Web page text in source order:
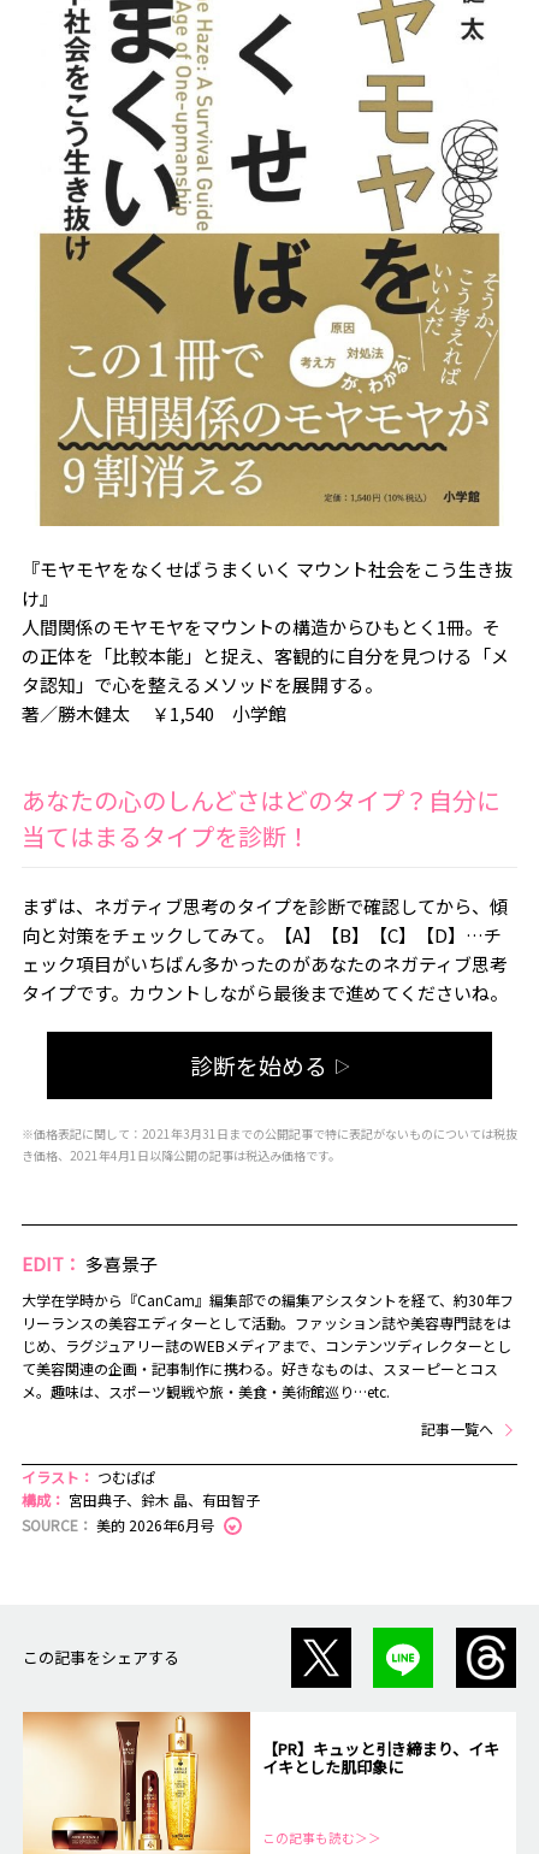
『モヤモヤをなくせばうまくいく マウント社会をこう生き抜
け』
人間関係のモヤモヤをマウントの構造からひもとく1冊。そ
の正体を「比較本能」と捉え、客観的に自分を見つける「メ
タ認知」で心を整えるメソッドを展開する。
著／勝木健太 ￥1,540 小学館
あなたの心のしんどさはどのタイプ？自分に
当てはまるタイプを診断！
まずは、ネガティブ思考のタイプを診断で確認してから、傾
向と対策をチェックしてみて。【A】【B】【C】【D】…チ
ェック項目がいちばん多かったのがあなたのネガティブ思考
タイプです。カウントしながら最後まで進めてくださいね。
診断を始める ▷
※価格表記に関して：2021年3月31日までの公開記事で特に表記がないものについては税抜
き価格、2021年4月1日以降公開の記事は税込み価格です。
EDIT： 多喜景子
大学在学時から『CanCam』編集部での編集アシスタントを経て、約30年フ
リーランスの美容エディターとして活動。ファッション誌や美容専門誌をは
じめ、ラグジュアリー誌のWEBメディアまで、コンテンツディレクターとし
て美容関連の企画・記事制作に携わる。好きなものは、スヌーピーとコス
メ。趣味は、スポーツ観戦や旅・美食・美術館巡り…etc.
記事一覧へ
イラスト： つむぱぱ
構成： 宮田典子、鈴木 晶、有田智子
SOURCE： 美的 2026年6月号
この記事をシェアする
【PR】キュッと引き締まり、イキ
イキとした肌印象に
この記事も読む＞＞